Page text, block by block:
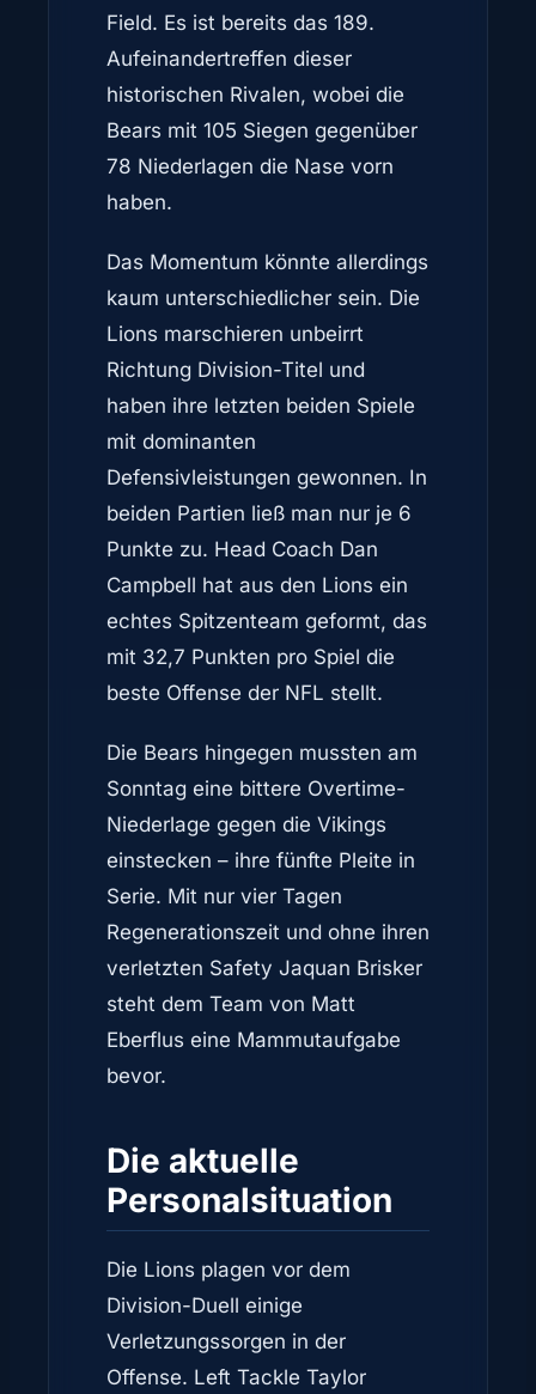
Field. Es ist bereits das 189.
Aufeinandertreffen dieser
historischen Rivalen, wobei die
Bears mit 105 Siegen gegenüber
78 Niederlagen die Nase vorn
haben.
Das Momentum könnte allerdings
kaum unterschiedlicher sein. Die
Lions marschieren unbeirrt
Richtung Division-Titel und
haben ihre letzten beiden Spiele
mit dominanten
Defensivleistungen gewonnen. In
beiden Partien ließ man nur je 6
Punkte zu. Head Coach Dan
Campbell hat aus den Lions ein
echtes Spitzenteam geformt, das
mit 32,7 Punkten pro Spiel die
beste Offense der NFL stellt.
Die Bears hingegen mussten am
Sonntag eine bittere Overtime-
Niederlage gegen die Vikings
einstecken – ihre fünfte Pleite in
Serie. Mit nur vier Tagen
Regenerationszeit und ohne ihren
verletzten Safety Jaquan Brisker
steht dem Team von Matt
Eberflus eine Mammutaufgabe
bevor.
Die aktuelle
Personalsituation
Die Lions plagen vor dem
Division-Duell einige
Verletzungssorgen in der
Offense. Left Tackle Taylor